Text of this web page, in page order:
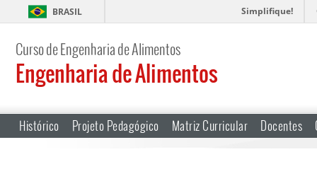
BRASIL Simplifique!
Curso de Engenharia de Alimentos
Engenharia de Alimentos
Histórico Projeto Pedagógico Matriz Curricular Docentes